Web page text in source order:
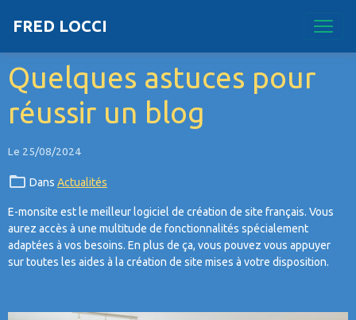
FRED LOCCI
Quelques astuces pour
réussir un blog
Le 25/08/2024
Dans Actualités
E-monsite est le meilleur logiciel de création de site français. Vous
aurez accès à une multitude de fonctionnalités spécialement
adaptées à vos besoins. En plus de ça, vous pouvez vous appuyer
sur toutes les aides à la création de site mises à votre disposition.